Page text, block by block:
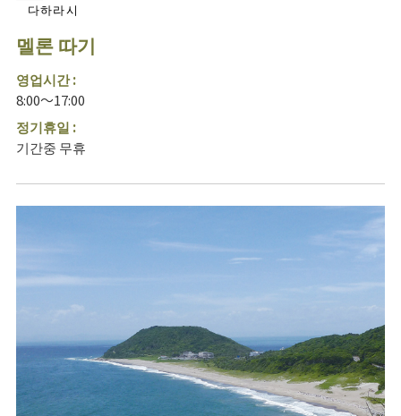
다하라시
멜론 따기
영업시간 :
8:00～17:00
정기휴일 :
기간중 무휴